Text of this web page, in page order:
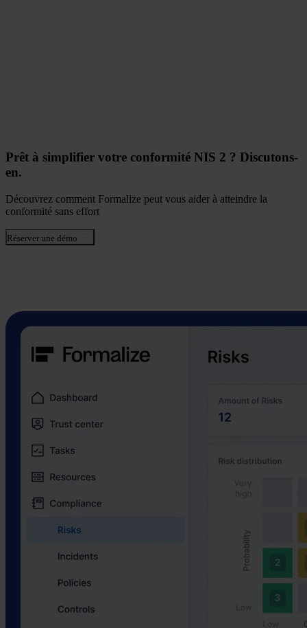
Prêt à simplifier votre conformité NIS 2 ? Discutons-
en.
Découvrez comment Formalize peut vous aider à atteindre la
conformité sans effort
Réserver une démo